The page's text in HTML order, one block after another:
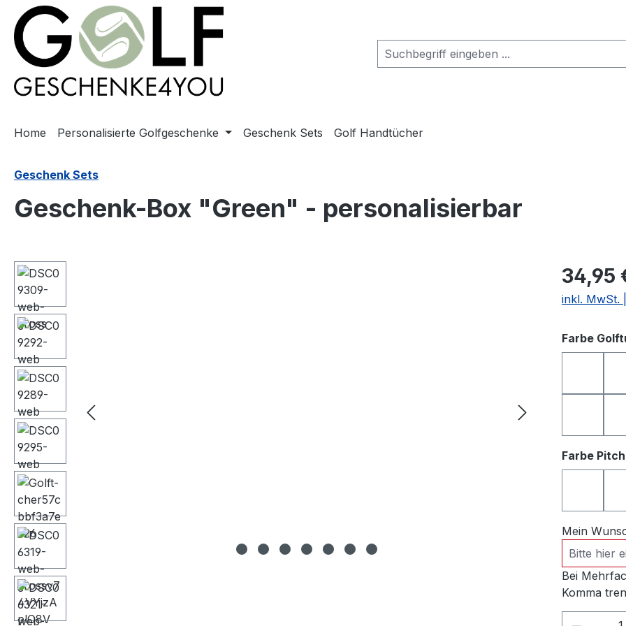
Zur Hauptnavigation springen
Home Personalisierte Golfgeschenke Geschenk Sets Golf Handtücher
Geschenk Sets
Geschenk-Box "Green" - personalisierbar
Bildergalerie überspringen 34,95
inkl. MwSt.
Farbe
Farbe
Mein
Bei
Komma